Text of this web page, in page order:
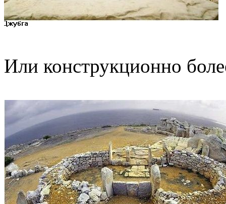
Или конструкционно